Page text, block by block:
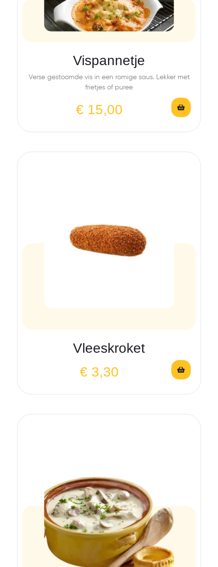
Vispannetje
Verse gestoomde vis in een romige saus. Lekker met
frietjes of puree
€ 15,00
Vleeskroket
€ 3,30